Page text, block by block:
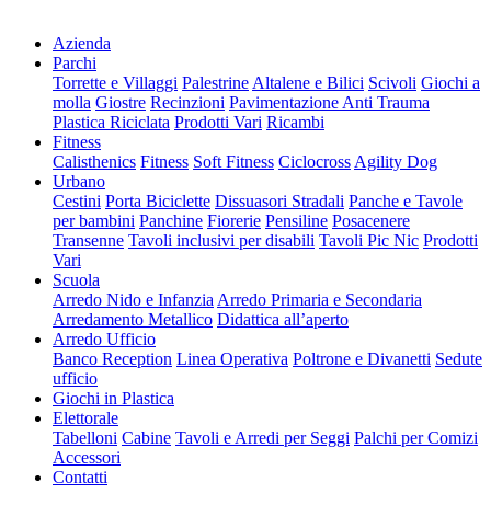
Azienda
Parchi
Torrette e Villaggi Palestrine Altalene e Bilici Scivoli Giochi a
molla Giostre Recinzioni Pavimentazione Anti Trauma
Plastica Riciclata Prodotti Vari Ricambi
Fitness
Calisthenics Fitness Soft Fitness Ciclocross Agility Dog
Urbano
Cestini Porta Biciclette Dissuasori Stradali Panche e Tavole
per bambini Panchine Fiorerie Pensiline Posacenere
Transenne Tavoli inclusivi per disabili Tavoli Pic Nic Prodotti
Vari
Scuola
Arredo Nido e Infanzia Arredo Primaria e Secondaria
Arredamento Metallico Didattica all’aperto
Arredo Ufficio
Banco Reception Linea Operativa Poltrone e Divanetti Sedute
ufficio
Giochi in Plastica
Elettorale
Tabelloni Cabine Tavoli e Arredi per Seggi Palchi per Comizi
Accessori
Contatti